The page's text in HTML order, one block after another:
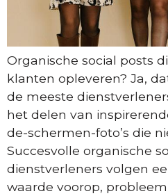
Organische social posts
klanten opleveren? Ja,
de meeste
het delen van
de-schermen-foto’s die
Succesvolle organische
dienstverleners volgen
waarde voorop,